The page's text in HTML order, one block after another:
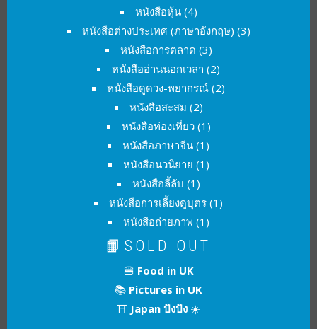
หนังสือหุ้น(4)
หนังสือต่างประเทศ (ภาษาอังกฤษ) (3)
หนังสือการตลาด (3)
หนังสืออ่านนอกเวลา (2)
หนังสือดูดวง-พยากรณ์ (2)
หนังสือสะสม (2)
หนังสือท่องเที่ยว(1)
หนังสือภาษาจีน (1)
หนังสือนวนิยาย (1)
หนังสือลี้ลับ (1)
หนังสือการเลี้ยงดูบุตร (1)
หนังสือถ่ายภาพ (1)
📙SOLD OUT
🍔 Food in UK
📚 Pictures in UK
⛩ Japan ปังปัง ☀️